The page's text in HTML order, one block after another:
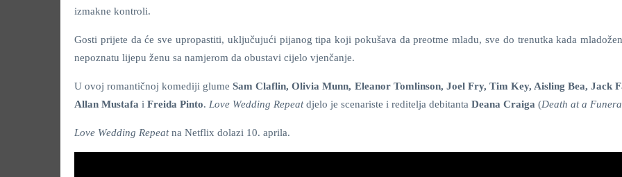
izmakne kontroli.
Gosti prijete da će sve upropastiti, uključujući pijanog tipa koji pokušava da preotme mladu, sve do trenutka kada
nepoznatu lijepu ženu sa namjerom da obustavi cijelo vjenčanje.
U ovoj romantičnoj komediji glumeSam Claflin, Olivia Munn, Eleanor Tomlinson, Joel Fry, Tim Key, Aisling Bea, Jack
Allan Mustafa i Freida Pinto. Love Wedding Repeatdjelo je scenariste i reditelja debitanta Deana Craiga (Death at a
Love Wedding Repeatna Netflix dolazi 10. aprila.